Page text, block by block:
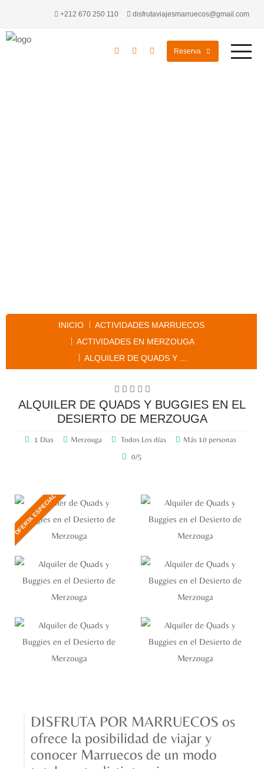
+212 670 250 110 disfrutaviajesmarruecos@gmail.com
Reserva
INICIO
ACTIVIDADES MARRUECOS
ACTIVIDADES EN MERZOUGA
ALQUILER DE QUADS Y ...
ALQUILER DE QUADS Y BUGGIES EN EL
DESIERTO DE MERZOUGA
1 Dias Merzouga Todos Los días
Más 10 personas
0/5
OFERTA ESPECIAL
DISFRUTA POR MARRUECOS os
ofrece la posibilidad de viajar y
conocer Marruecos de un modo